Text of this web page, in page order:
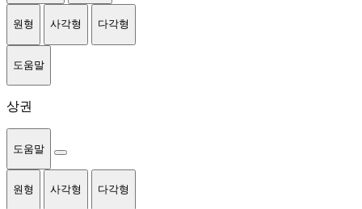
원형 사각형 다각형
도움말
상권
도움말
원형 사각형 다각형